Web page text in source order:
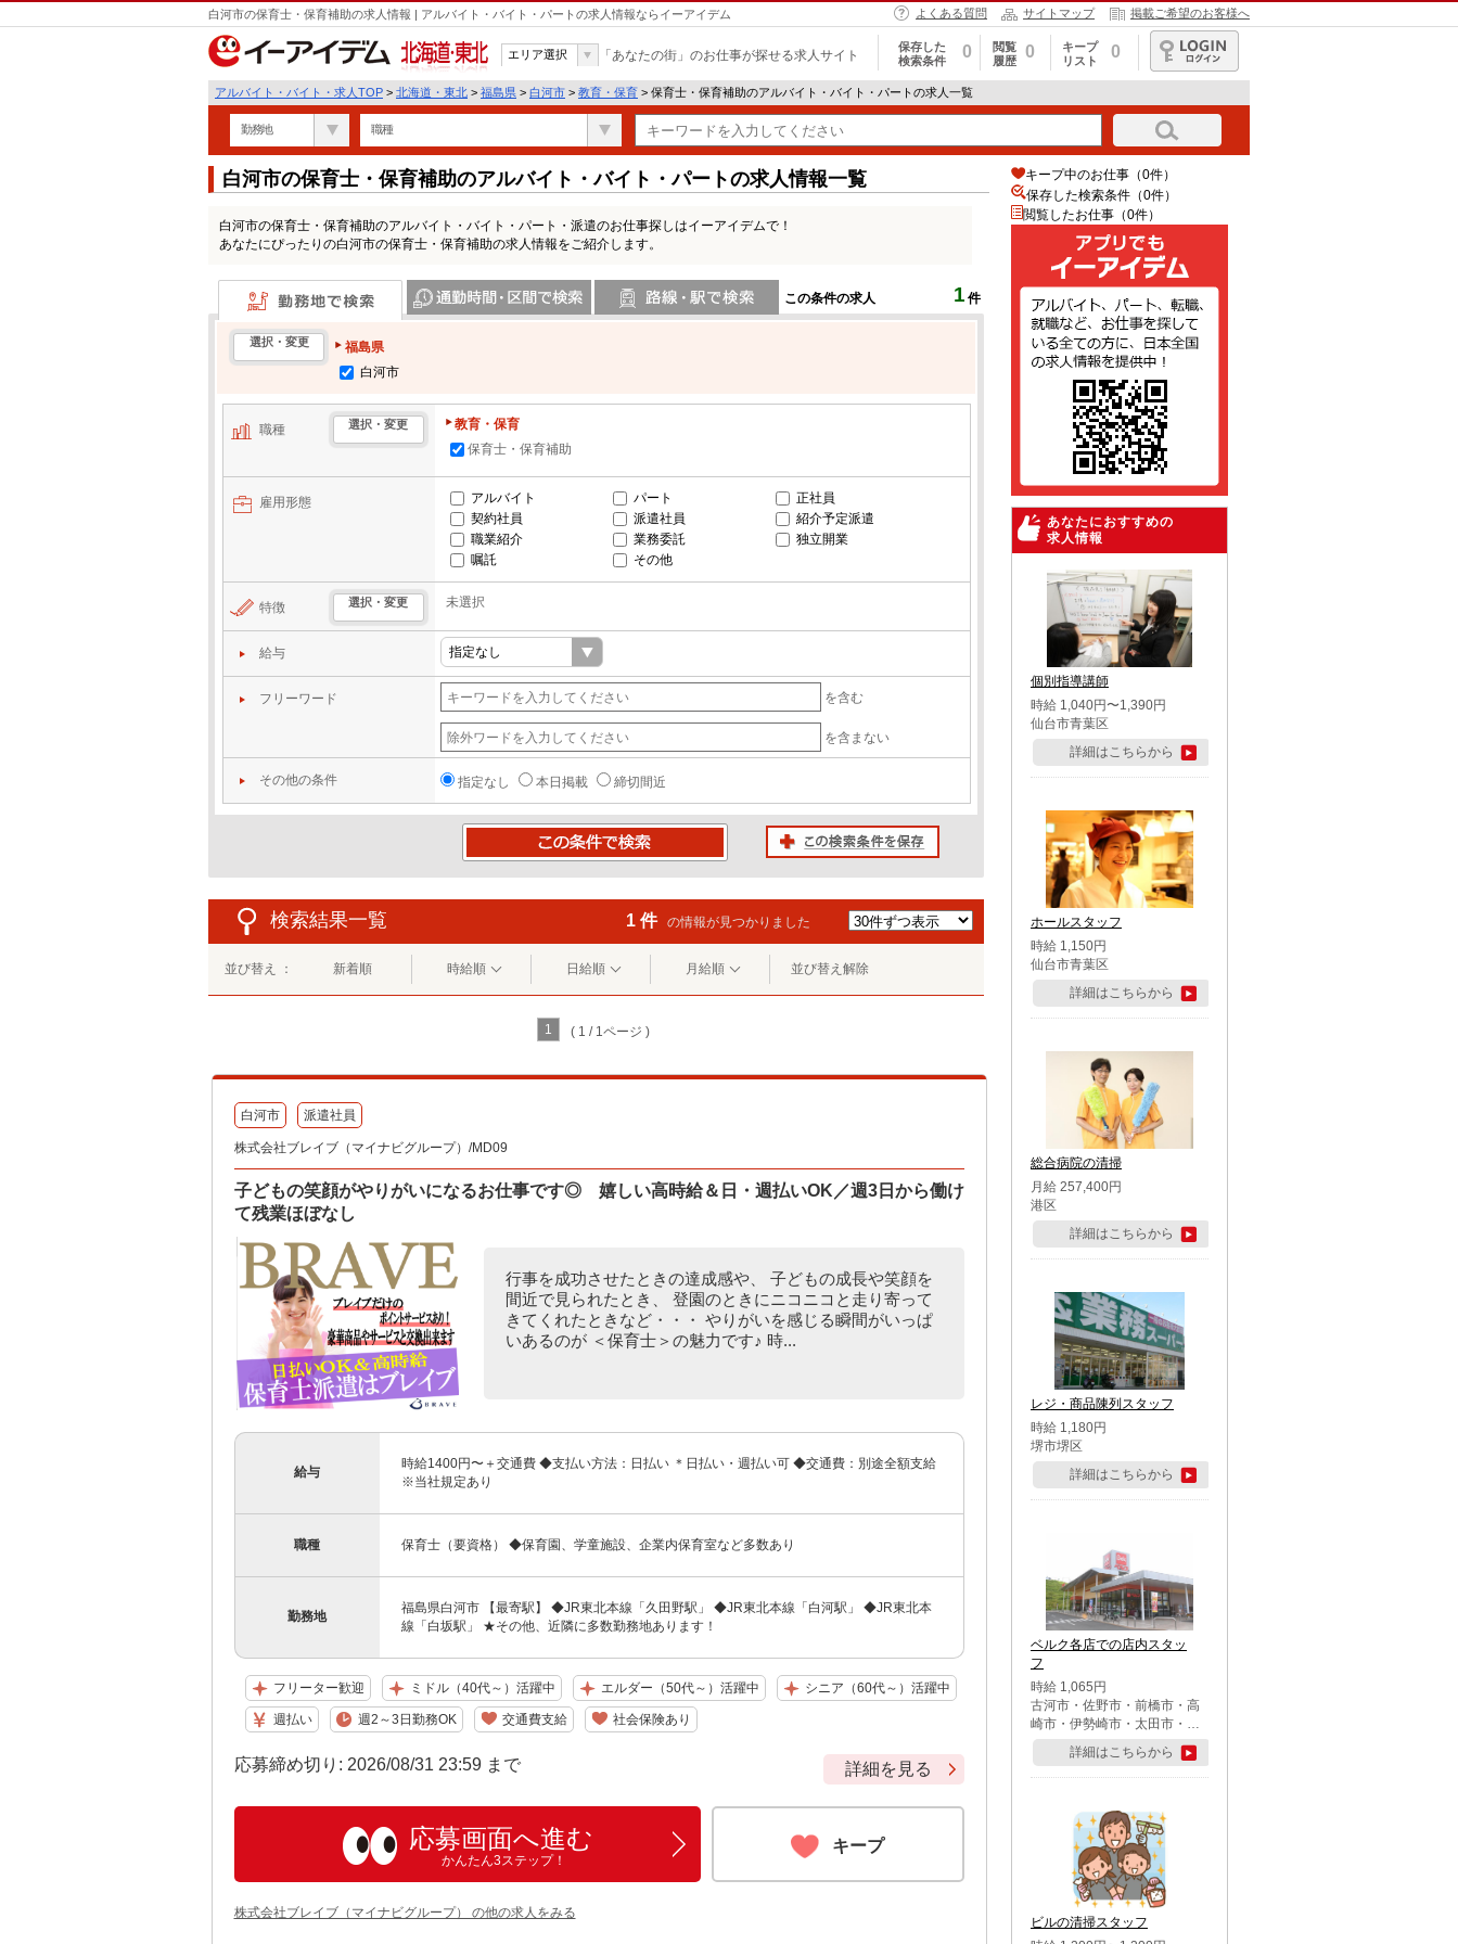
白河市の保育士・保育補助の求人情報 | アルバイト・バイト・パートの求人情報ならイーアイデム よくある質問 サイトマップ 掲載ご希望のお客様へ
北海道・東北
エリア選択 「あなたの街」のお仕事が探せる求人サイト
保存した
検索条件
0
閲覧
履歴
0
キープ
リスト
0
ログイン
アルバイト・バイト・求人TOP > 北海道・東北 > 福島県 > 白河市 > 教育・保育 > 保育士・保育補助のアルバイト・バイト・パートの求人一覧
勤務地 職種
白河市の保育士・保育補助のアルバイト・バイト・パートの求人情報一覧
白河市の保育士・保育補助のアルバイト・バイト・パート・派遣のお仕事探しはイーアイデムで！
あなたにぴったりの白河市の保育士・保育補助の求人情報をご紹介します。
この条件の求人 1 件
勤務地で検索
選択・変更
福島県
白河市
職種 選択・変更
教育・保育
保育士・保育補助
雇用形態 アルバイト パート
正社員
契約社員
派遣社員
紹介予定派遣
職業紹介
業務委託
独立開業
嘱託
その他
特徴 選択・変更 未選択
給与
フリーワード を含む
を含まない
その他の条件 指定なし 本日掲載 締切間近
検索結果一覧 1 件 の情報が見つかりました
並び替え ： 新着順 時給順 日給順 月給順 並び替え解除
1 ( 1 / 1ページ )
白河市 派遣社員
株式会社ブレイブ（マイナビグループ）/MD09
子どもの笑顔がやりがいになるお仕事です◎ 嬉しい高時給＆日・週払いOK／週3日から働け
て残業ほぼなし
行事を成功させたときの達成感や、 子どもの成長や笑顔を
間近で見られたとき、 登園のときにニコニコと走り寄って
きてくれたときなど・・・ やりがいを感じる瞬間がいっぱ
いあるのが ＜保育士＞の魅力です♪ 時...
給与
時給1400円〜＋交通費 ◆支払い方法：日払い ＊日払い・週払い可 ◆交通費：別途全額支給
※当社規定あり
職種 保育士（要資格） ◆保育園、学童施設、企業内保育室など多数あり
勤務地
福島県白河市 【最寄駅】 ◆JR東北本線「久田野駅」 ◆JR東北本線「白河駅」 ◆JR東北本
線「白坂駅」 ★その他、近隣に多数勤務地あります！
フリーター歓迎 ミドル（40代～）活躍中 エルダー（50代～）活躍中 シニア（60代～）活躍中
週払い 週2～3日勤務OK 交通費支給 社会保険あり
応募締め切り: 2026/08/31 23:59 まで 詳細を見る
応募画面へ進む
かんたん3ステップ！
キープ
株式会社ブレイブ（マイナビグループ） の他の求人をみる
キープ中のお仕事（0件）
保存した検索条件（0件）
閲覧したお仕事（0件）
あなたにおすすめの
求人情報
個別指導講師
時給 1,040円〜1,390円
仙台市青葉区
詳細はこちらから
ホールスタッフ
時給 1,150円
仙台市青葉区
詳細はこちらから
総合病院の清掃
月給 257,400円
港区
詳細はこちらから
レジ・商品陳列スタッフ
時給 1,180円
堺市堺区
詳細はこちらから
ベルク各店での店内スタッ
フ
時給 1,065円
古河市・佐野市・前橋市・高
崎市・伊勢崎市・太田市・館
林市・藤岡市・大泉町・さい
たま市北区・川越市・熊谷
市・行田市・秩父市・所沢
市・鶴ケ島市・千葉市中央
区・市川市・松戸市・習志野
市・柏市・流山市・八千代
市・足立区・江戸川区・八王
子市・町田市
詳細はこちらから
ビルの清掃スタッフ